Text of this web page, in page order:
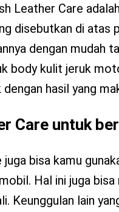
Leather Care
disebutkan di
dengan mudah
body kulit jeruk
hasil yang
Care untuk
bisa kamu
Hal ini juga
Keunggulan lain